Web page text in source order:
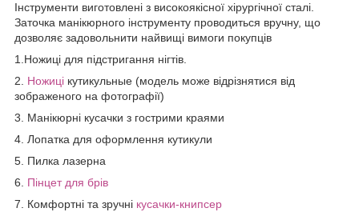
Інструменти виготовлені з високоякісної хірургічної сталі.
Заточка манікюрного інструменту проводиться вручну, що
дозволяє задовольнити найвищі вимоги покупців
1.Ножиці для підстригання нігтів.
2. Ножиці кутикульные (модель може відрізнятися від
зображеного на фотографії)
3. Манікюрні кусачки з гострими краями
4. Лопатка для оформлення кутикули
5. Пилка лазерна
6. Пінцет для брів
7. Комфортні та зручні кусачки-книпсер